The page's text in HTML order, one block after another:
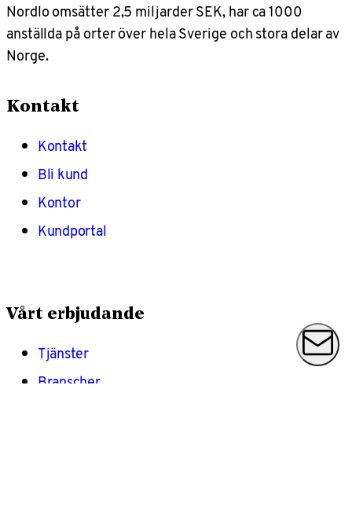
Nordlo omsätter 2,5 miljarder SEK, har ca 1000
anställda på orter över hela Sverige och stora delar av
Norge.
Kontakt
Kontakt
Bli kund
Kontor
Kundportal
Vårt erbjudande
Tjänster
Branscher